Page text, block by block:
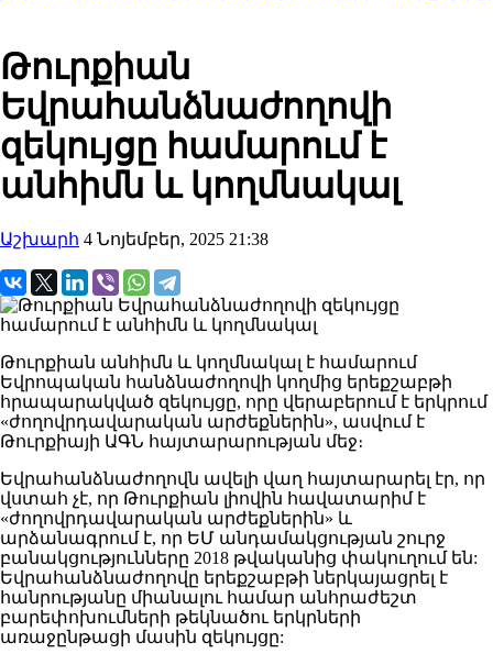
Թուրքիան
Եվրահանձնաժողովի
զեկույցը համարում է
անհիմն և կողմնակալ
Աշխարհ 4 Նոյեմբեր, 2025 21:38
Թուրքիան անհիմն և կողմնակալ է համարում
Եվրոպական հանձնաժողովի կողմից երեքշաբթի
հրապարակված զեկույցը, որը վերաբերում է երկրում
«ժողովրդավարական արժեքներին», ասվում է
Թուրքիայի ԱԳՆ հայտարարության մեջ։
Եվրահանձնաժողովն ավելի վաղ հայտարարել էր, որ
վստահ չէ, որ Թուրքիան լիովին հավատարիմ է
«ժողովրդավարական արժեքներին» և
արձանագրում է, որ ԵՄ անդամակցության շուրջ
բանակցությունները 2018 թվականից փակուղում են:
Եվրահանձնաժողովը երեքշաբթի ներկայացրել է
հանրությանը միանալու համար անհրաժեշտ
բարեփոխումների թեկնածու երկրների
առաջընթացի մասին զեկույցը: